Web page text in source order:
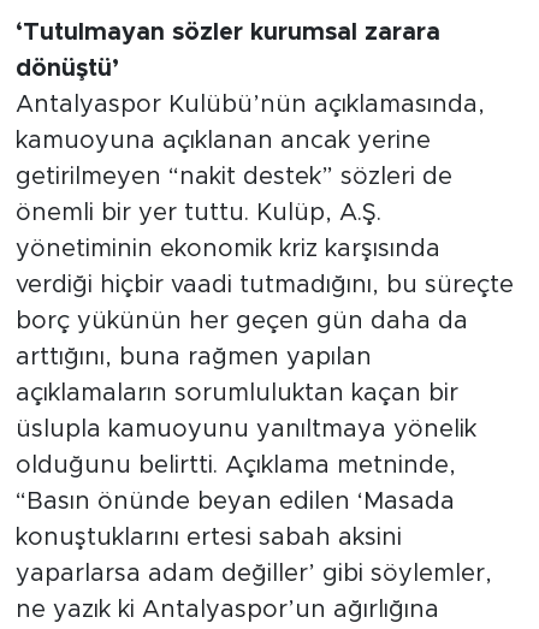
‘Tutulmayan sözler kurumsal zarara
dönüştü’
Antalyaspor Kulübü’nün açıklamasında,
kamuoyuna açıklanan ancak yerine
getirilmeyen “nakit destek” sözleri de
önemli bir yer tuttu. Kulüp, A.Ş.
yönetiminin ekonomik kriz karşısında
verdiği hiçbir vaadi tutmadığını, bu süreçte
borç yükünün her geçen gün daha da
arttığını, buna rağmen yapılan
açıklamaların sorumluluktan kaçan bir
üslupla kamuoyunu yanıltmaya yönelik
olduğunu belirtti. Açıklama metninde,
“Basın önünde beyan edilen ‘Masada
konuştuklarını ertesi sabah aksini
yaparlarsa adam değiller’ gibi söylemler,
ne yazık ki Antalyaspor’un ağırlığına